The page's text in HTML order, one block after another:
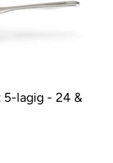
5-lagig - 24 &